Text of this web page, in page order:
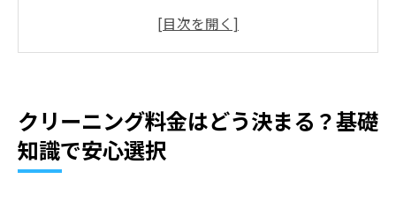
衣類の種類による料金の違い
生地の洗浄方法と料金の関係
無駄を省くクリーニング料金の賢い比較方法
クリーニング料金はどう決まる？基礎
知識で安心選択